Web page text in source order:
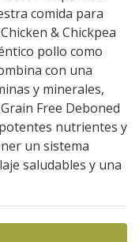
comida para
& Chickpea
pollo como
con una
y minerales,
Free Deboned
nutrientes y
un sistema
saludables y una